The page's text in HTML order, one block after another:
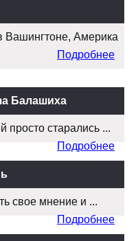
Вашингтоне, Америка
Подробнее
Балашиха
просто старались ...
Подробнее
свое мнение и ...
Подробнее